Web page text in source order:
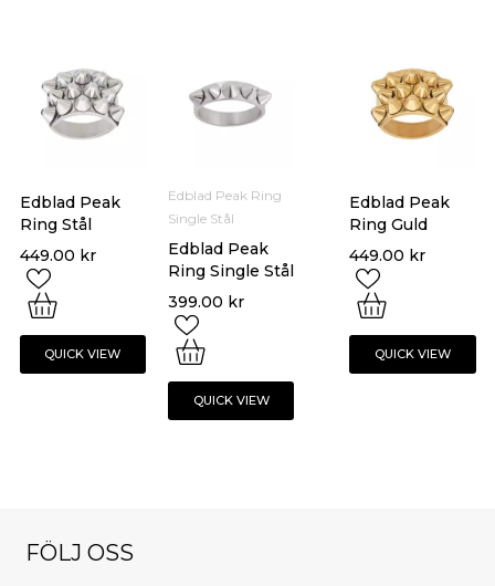
Edblad Peak
Ring Stål
449.00 kr
QUICK VIEW
Edblad Peak
Ring Guld
449.00 kr
QUICK VIEW
Edblad Peak Ring
Single Stål
Edblad Peak
Ring Single Stål
399.00 kr
QUICK VIEW
FÖLJ OSS